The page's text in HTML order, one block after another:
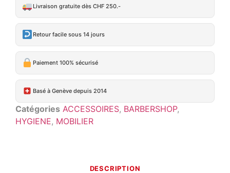
Livraison gratuite dès CHF 250.-
Retour facile sous 14 jours
Paiement 100% sécurisé
Basé à Genève depuis 2014
Catégories ACCESSOIRES, BARBERSHOP,
HYGIENE, MOBILIER
DESCRIPTION